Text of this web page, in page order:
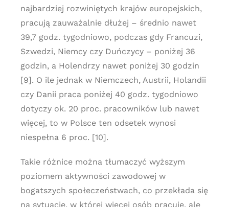
najbardziej rozwiniętych krajów europejskich,
pracują zauważalnie dłużej – średnio nawet
39,7 godz. tygodniowo, podczas gdy Francuzi,
Szwedzi, Niemcy czy Duńczycy – poniżej 36
godzin, a Holendrzy nawet poniżej 30 godzin
[9]. O ile jednak w Niemczech, Austrii, Holandii
czy Danii praca poniżej 40 godz. tygodniowo
dotyczy ok. 20 proc. pracowników lub nawet
więcej, to w Polsce ten odsetek wynosi
niespełna 6 proc. [10].
Takie różnice można tłumaczyć wyższym
poziomem aktywności zawodowej w
bogatszych społeczeństwach, co przekłada się
na sytuację, w której więcej osób pracuje, ale